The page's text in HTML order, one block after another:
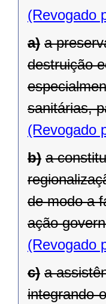
(Revogado
a) a
destruição
sanitárias,
(Revogado
b) a
de modo a
ação
(Revogado
c) a
integrando-